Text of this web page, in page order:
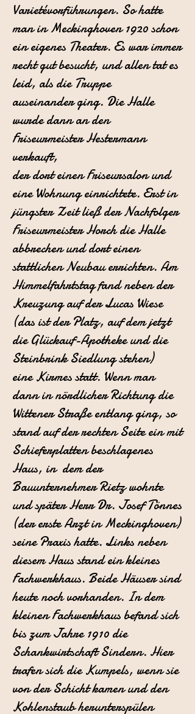
Varietévorführungen. So hatte
man in Meckinghoven 1920 schon
ein eigenes Theater. Es warimmer
recht gut besucht, und allen tat es
leid, als die Truppe
auseinanderging. Die Halle
wurde dann an den
Friseurmeister Hestermann
verkauft,
der dort einen Friseursalon und
eine Wohnung einrichtete. Erstin
jüngster Zeit ließ der Nachfolger
Friseurmeister Horch die Halle
abbrechenund dort einen
stattlichen Neubau errichten. Am
Himmelfahrtstagfand neben der
Kreuzung auf der Lucas Wiese
(das ist der Platz, aufdem jetzt
die Glückauf-Apotheke und die
Steinbrink Siedlung stehen)
eineKirmes statt. Wenn man
dann in nördlicher Richtung die
Wittener Straße entlang ging, so
stand auf der rechten Seite ein mit
Schieferplatten beschlagenes
Haus, in dem der
Bauunternehmer Rietz wohnte
und später Herr Dr. Josef Tönnes
(der erste Arzt in Meckinghoven)
seine Praxis hatte. Links neben
diesem Haus stand ein kleines
Fachwerkhaus. Beide Häusersind
heute noch vorhanden. In dem
kleinen Fachwerkhaus befand sich
biszum Jahre 1910 die
Schankwirtschaft Sindern. Hier
trafen sich die Kumpels, wenn sie
von der Schicht kamen und den
Kohlenstaub herunterspülen